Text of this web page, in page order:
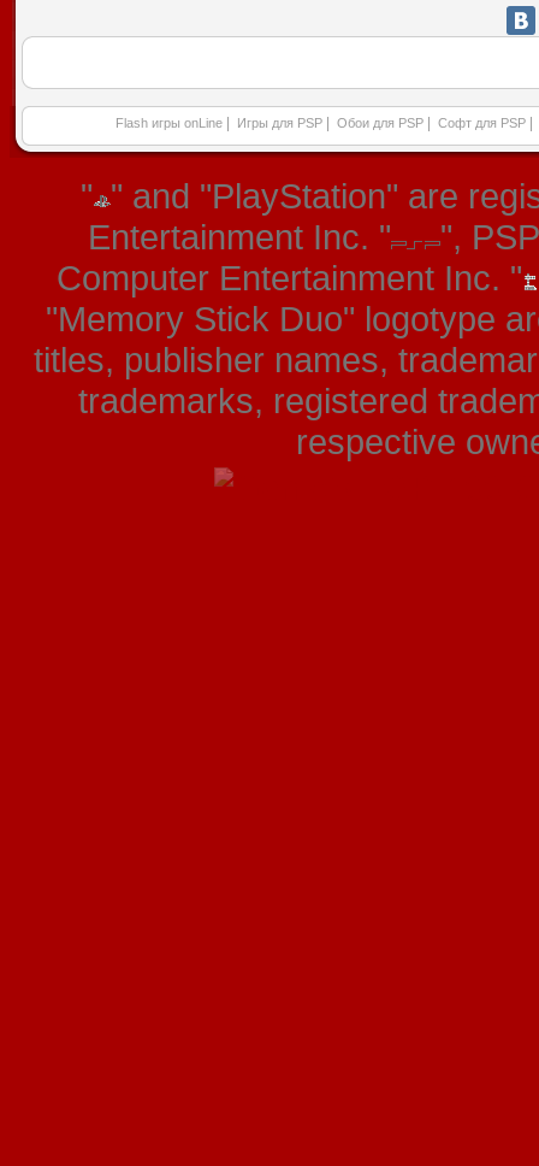
Flash игры onLine Игры для PSP Обои для PSP Софт для PSP
" " and "PlayStation" are
Entertainment Inc. "
",
Computer Entertainment Inc. "
"Memory Stick Duo" logotype
titles, publisher names,
trademarks, registered
respective